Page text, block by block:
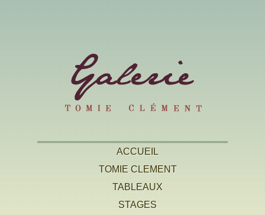
ACCUEIL
TOMIE CLEMENT
TABLEAUX
STAGES